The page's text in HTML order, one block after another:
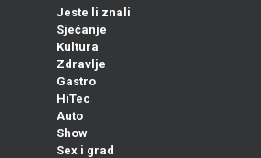
Jeste li znali
Sjećanje
Kultura
Zdravlje
Gastro
HiTec
Auto
Show
Sex i grad